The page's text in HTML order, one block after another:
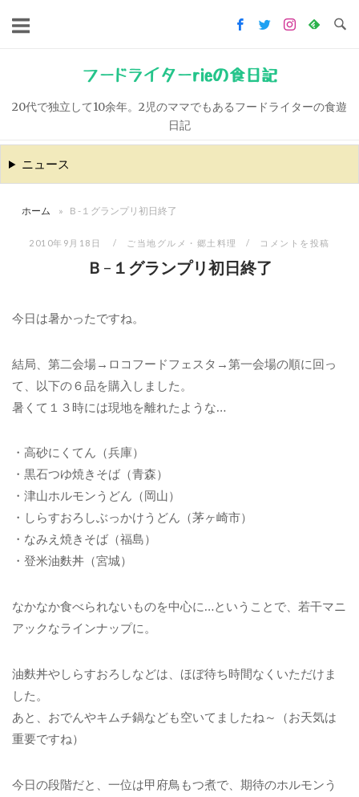
キ
ッ
フードライターrieの食日記
20代で独立して10余年。2児のママでもあるフードライターの食遊
日記
ニュース
ホーム » Ｂ-１グランプリ初日終了
2010年9月18日 ご当地グルメ・郷土料理 コメントを投稿
Ｂ-１グランプリ初日終了
今日は暑かったですね。
結局、第二会場→ロコフードフェスタ→第一会場の順に回っ
て、以下の６品を購入しました。
暑くて１３時には現地を離れたような…
・高砂にくてん（兵庫）
・黒石つゆ焼きそば（青森）
・津山ホルモンうどん（岡山）
・しらすおろしぶっかけうどん（茅ヶ崎市）
・なみえ焼きそば（福島）
・登米油麩丼（宮城）
なかなか食べられないものを中心に…ということで、若干マニ
アックなラインナップに。
油麩丼やしらすおろしなどは、ほぼ待ち時間なくいただけま
した。
あと、おでんやキムチ鍋なども空いてましたね～（お天気は
重要ですね）
今日の段階だと、一位は甲府鳥もつ煮で、期待のホルモンう